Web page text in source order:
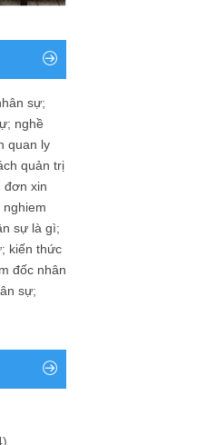
sự;
; nghề
quan ly
quản trị
đơn xin
nghiem
sự là gì;
; kiến thức
đốc nhân
sự;